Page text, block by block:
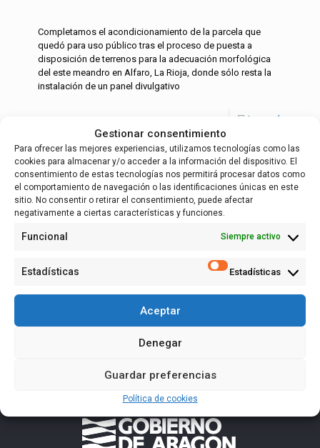
Gestionar consentimiento
Para ofrecer las mejores experiencias, utilizamos tecnologías como las
cookies para almacenar y/o acceder a la información del dispositivo. El
consentimiento de estas tecnologías nos permitirá procesar datos como
el comportamiento de navegación o las identificaciones únicas en este
sitio. No consentir o retirar el consentimiento, puede afectar
negativamente a ciertas características y funciones.
Funcional Siempre activo
Estadísticas Estadísticas
Aceptar
Denegar
Guardar preferencias
Política de cookies
Completamos el acondicionamiento de la parcela que
quedó para uso público tras el proceso de puesta a
disposición de terrenos para la adecuación morfológica
del este meandro en Alfaro, La Rioja, donde sólo resta la
instalación de un panel divulgativo
Leer más
Español